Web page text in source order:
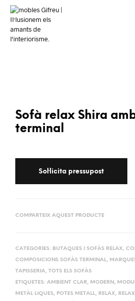
Sofà relax Shira
terminal
COMPARTEIX AQUEST PRODUCTE
CATEGORIES: BUTAQUES I SOFÀS RELAX,
COMPOSICIONS SOFÀS TERMINAL,
TAPISSERIA, TOTS ELS SOFÀS
ETIQUETES: AMBIENT CLAR, MODERN ,
METÀL·LIQUES, POTES METALL, RELAX,